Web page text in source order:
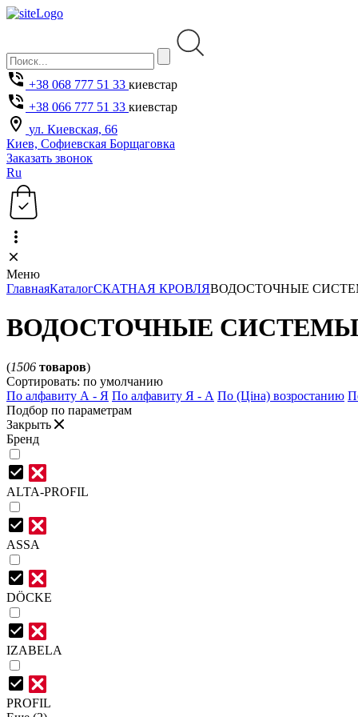
+38 068 777 51 33 киевстар
+38 066 777 51 33 киевстар
ул. Киевская, 66
Киев, Софиевская Борщаговка
Заказать звонок
Ru
Меню
ГлавнаяКаталогСКАТНАЯ КРОВЛЯВОДОСТОЧНЫЕ
ВОДОСТОЧНЫЕ СИСТЕМЫ
(1506 товаров)
Сортировать: по умолчанию
По алфавиту А - Я По алфавиту Я - А По (Ціна) возростанию
Подбор по параметрам
Закрыть
Бренд
ALTA-PROFIL
ASSA
DÖCKE
IZABELA
PROFIL